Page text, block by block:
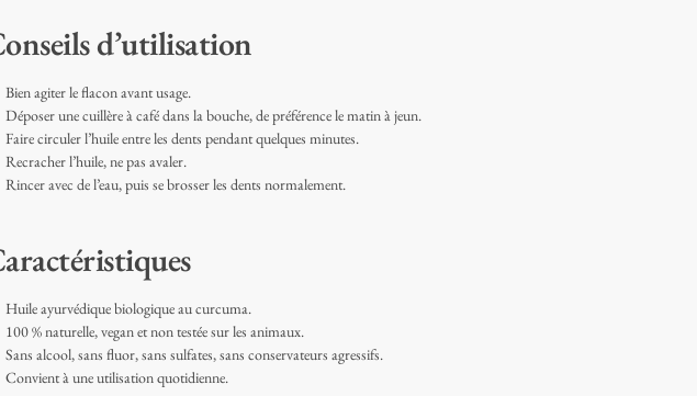
d’utilisation
Bien agiter le flacon avant usage.
Déposer une cuillère à café dans la bouche, de préférence le matin à jeun.
Faire circuler l’huile entre les dents pendant quelques minutes.
Recracher l’huile, ne pas avaler.
Rincer avec de l’eau, puis se brosser les dents normalement.
Huile ayurvédique biologique au curcuma.
100 % naturelle, vegan et non testée sur les animaux.
Sans alcool, sans fluor, sans sulfates, sans conservateurs agressifs.
Convient à une utilisation quotidienne.